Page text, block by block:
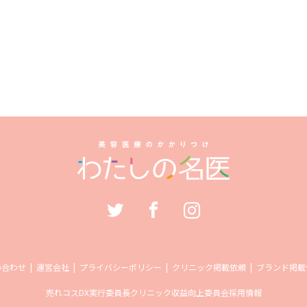
わせ 運営会社 プライバシーポリシー クリニック掲載依頼 ブランド掲
売れコスDX実行委員長クリニック収益向上委員会採用情報